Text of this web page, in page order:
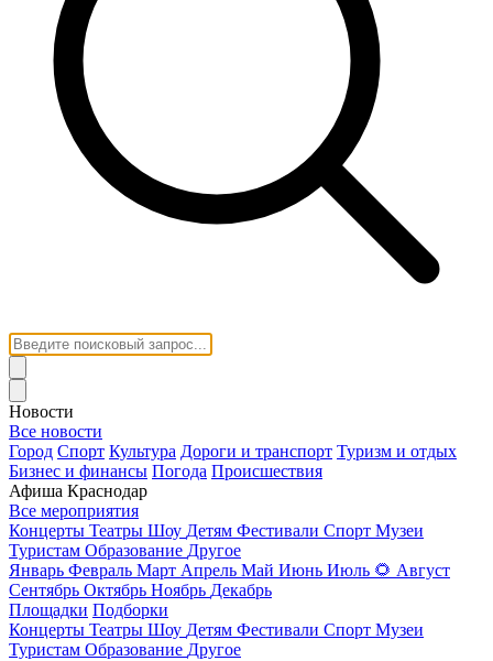
Новости
Все новости
Город Спорт Культура Дороги и транспорт Туризм и отдых
Бизнес и финансы Погода Происшествия
Афиша Краснодар
Все мероприятия
Концерты Театры Шоу Детям Фестивали Спорт Музеи
Туристам Образование Другое
Январь Февраль Март Апрель Май Июнь Июль 🌻 Август
Сентябрь Октябрь Ноябрь Декабрь
Площадки Подборки
Концерты Театры Шоу Детям Фестивали Спорт Музеи
Туристам Образование Другое